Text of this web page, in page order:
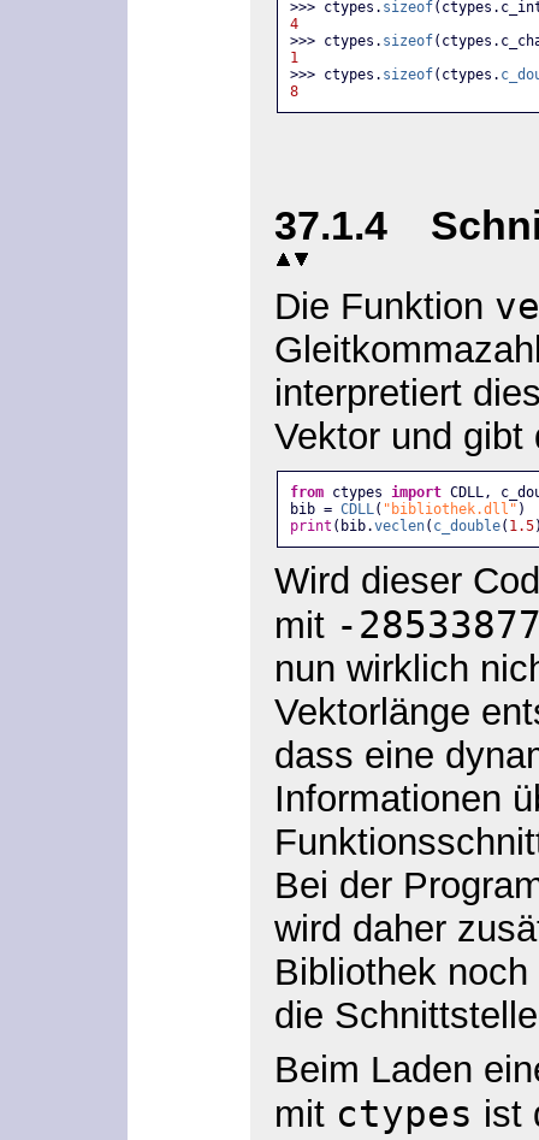
>>> ctypes. sizeof
4
>>> ctypes. sizeof
1
>>> ctypes. sizeof(ctypes.
8
37.1.4
Die Funktion
interpretiert
Vektor und gibt
from ctypes import CDLL,
bib = CDLL( "bibliothek.dll" )
print (bib.veclen( c_double( 1.5
Wird dieser
mit -
nun wirklich
Vektorlänge
dass eine
Informationen
Bei der
wird daher
Bibliothek
die
Beim Laden
mit ctypes ist